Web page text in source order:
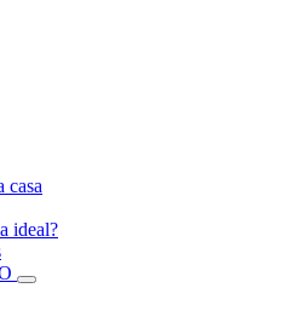
casa
ideal?